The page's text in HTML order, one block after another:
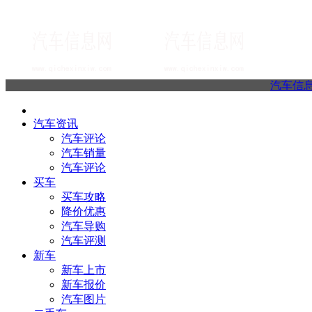
汽车信
汽车资讯
汽车评论
汽车销量
汽车评论
买车
买车攻略
降价优惠
汽车导购
汽车评测
新车
新车上市
新车报价
汽车图片